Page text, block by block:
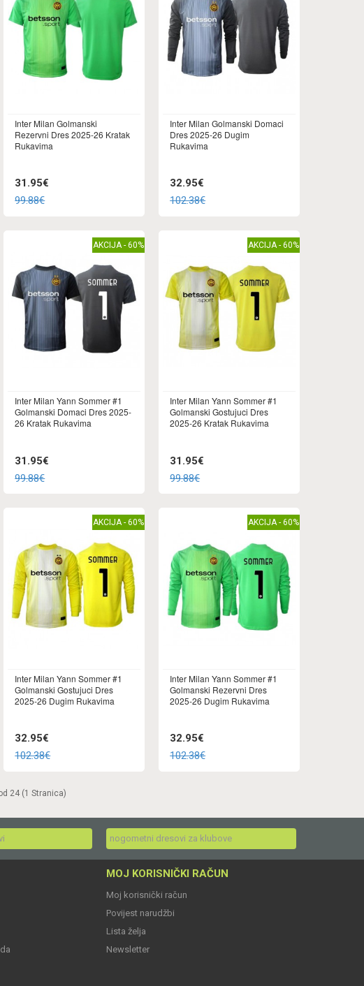
Inter Milan Golmanski
Rezervni Dres 2025-26 Kratak
Rukavima
31.95€
99.88€
Inter Milan Golmanski Domaci
Dres 2025-26 Dugim
Rukavima
32.95€
102.38€
AKCIJA - 60%
Inter Milan Yann Sommer #1
Golmanski Domaci Dres 2025-
26 Kratak Rukavima
31.95€
99.88€
AKCIJA - 60%
Inter Milan Yann Sommer #1
Golmanski Gostujuci Dres
2025-26 Kratak Rukavima
31.95€
99.88€
AKCIJA - 60%
Inter Milan Yann Sommer #1
Golmanski Gostujuci Dres
2025-26 Dugim Rukavima
32.95€
102.38€
AKCIJA - 60%
Inter Milan Yann Sommer #1
Golmanski Rezervni Dres
2025-26 Dugim Rukavima
32.95€
102.38€
24 (1 Stranica)
nogometni dresovi za klubove
MOJ KORISNIČKI RAČUN
Moj korisnički račun
Povijest narudžbi
Lista želja
Newsletter